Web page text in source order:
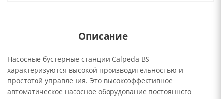
Описание
Насосные бустерные станции Calpeda BS
характеризуются высокой производительностью и
простотой управления. Это высокоэффективное
автоматическое насосное оборудование постоянного